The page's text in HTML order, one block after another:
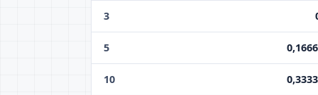
3
5
10